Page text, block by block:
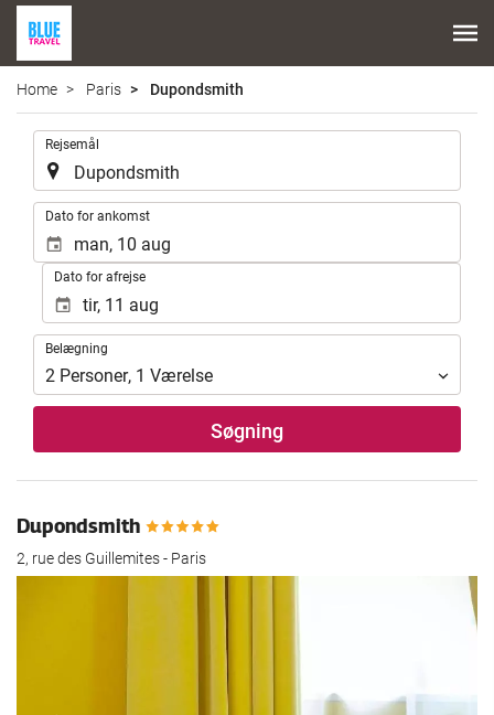
Home Paris Dupondsmith
Rejsemål
Dato for ankomst
Dato for afrejse
Belægning
Belægning
2 Personer, 1 Værelse
Søgning
Dupondsmith
2, rue des Guillemites - Paris